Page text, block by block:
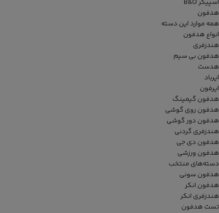
اسپیکر B&O
هدفون
همه موارد این دسته
انواع هدفون
هندزفری
هدفون بی سیم
هدست
ایرباد
ایرفون
هدفون گیمینگ
هدفون روی گوشی
هدفون دور گوشی
هندزفری گردنی
هدفون دی جی
هدفون ورزشی
دسته‌های منتخب
هدفون سونی
هدفون انکر
هندزفری انکر
تست هدفون